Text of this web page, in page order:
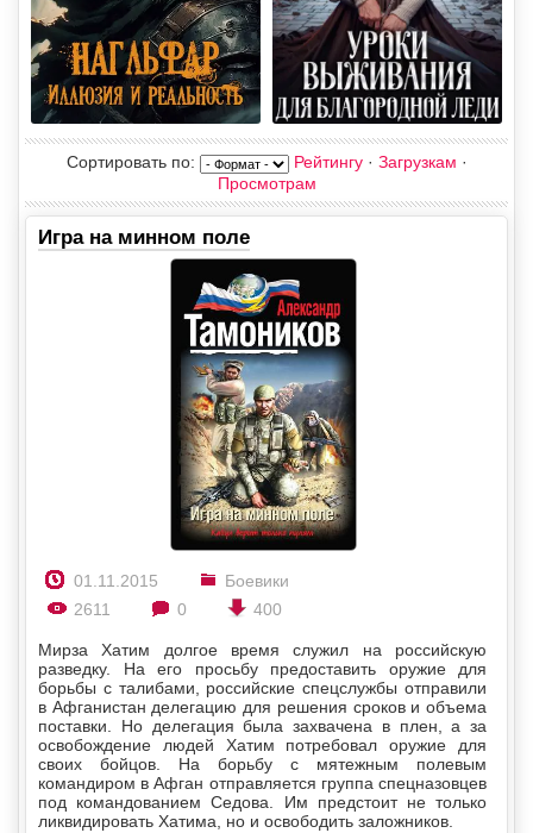
Сортировать по: Рейтингу· Загрузкам ·
Просмотрам
Игра на минном поле
01.11.2015
Боевики
2611
0 400
Мирза Хатим долгое время служил на российскую
разведку. На его просьбу предоставить оружие для
борьбы с талибами, российские спецслужбы отправили
в Афганистан делегацию для решения сроков и объема
поставки. Но делегация была захвачена в плен, а за
освобождение людей Хатим потребовал оружие для
своих бойцов. На борьбу с мятежным полевым
командиром в Афган отправляется группа спецназовцев
под командованием Седова. Им предстоит не только
ликвидировать Хатима, но и освободить заложников.